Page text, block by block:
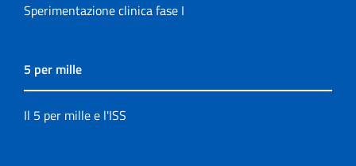
Sperimentazione clinica fase I
5 per mille
Il 5 per mille e l'ISS